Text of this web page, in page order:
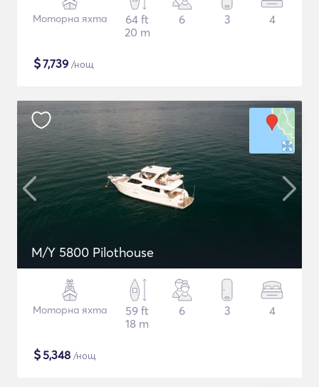
Моторна яхта
64 ft
20 m
6 3 4
$7,739 /нощ
M/Y 5800 Pilothouse
Моторна яхта
59 ft
18 m
6 3 4
$5,348 /нощ